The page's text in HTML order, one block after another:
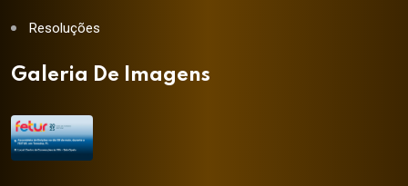
Resoluções
Galeria De Imagens